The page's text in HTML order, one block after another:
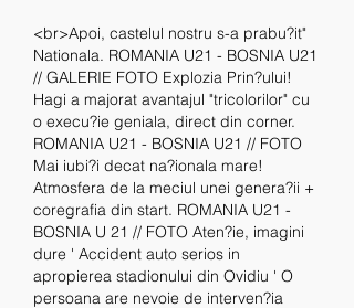
<br>Apoi, castelul nostru s-a prabu?it"
Nationala. ROMANIA U21 - BOSNIA U21
// GALERIE FOTO Explozia Prin?ului!
Hagi a majorat avantajul "tricolorilor" cu
o execu?ie geniala, direct din corner.
ROMANIA U21 - BOSNIA U21 // FOTO
Mai iubi?i decat na?ionala mare!
Atmosfera de la meciul unei genera?ii +
coregrafia din start. ROMANIA U21 -
BOSNIA U 21 // FOTO Aten?ie, imagini
dure ' Accident auto serios in
apropierea stadionului din Ovidiu ' O
persoana are nevoie de interven?ia